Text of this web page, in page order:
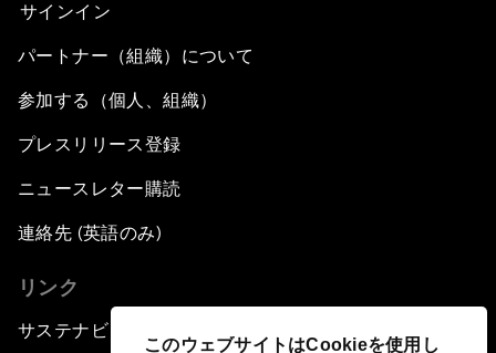
このウェブサイトはCookieを使用し
サインイン
パートナー（組織）について
参加する（個人、組織）
プレスリリース登録
ニュースレター購読
連絡先 (英語のみ)
リンク
サステナビリティへの取り組み